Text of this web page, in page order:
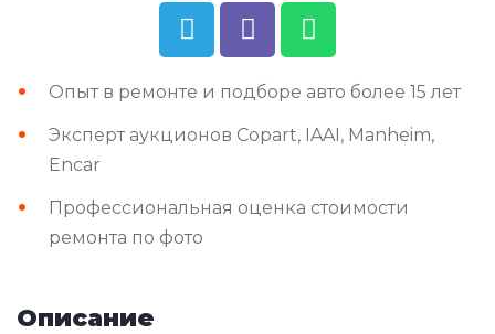
Опыт в ремонте и подборе авто более 15 лет
Эксперт аукционов Copart, IAAI, Manheim,
Encar
Профессиональная оценка стоимости
ремонта по фото
Описание